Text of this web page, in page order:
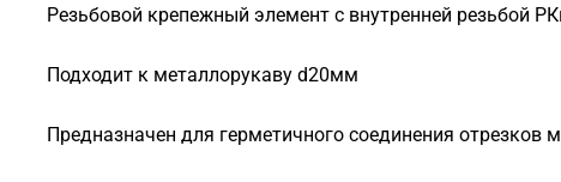
Резьбовой крепежный элемент с внутренней резьбой
Подходит к металлорукаву d20мм
Предназначен для герметичного соединения